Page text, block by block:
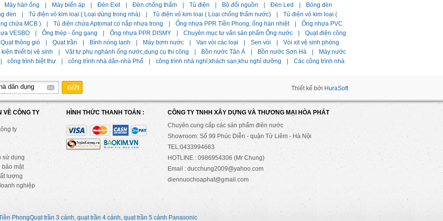
Máy hàn ống | Máy biến áp | Đèn Exit | Đèn chống thấm | Tủ điện | Bộ đổi nguồn | Đèn Led |
Bóng đèn
đèn
| Tủ điện vỏ kim loại ( Loại dùng trong nhà) | Tủ điện vỏ kim loại ( Loại chống thấm nước) |
Tủ điện vỏ kim loại (
chứa MCB )
| Tủ điện chứa Aptomat có nắp nhựa trong | Ống nhựa PPR Tiền Phong, ống hàn nhiệt |
Ống nhựa PVC
VESBO
| Ống thép - ống gang | Ống nhựa PPR DISMY | Chuyên mục tư vấn sản phẩm Ống nước |
Quạt điện công
Quạt thông gió
| Quạt trần | Bình nóng lạnh | Máy bơm nước | Van vòi các loại | Sen vòi |
Vòi xịt vệ sinh phòng
kiện thiết bị vệ sinh
| Vật tư phụ nghành ống nước,dụng cụ thi công | Bồn nước Tân Á | Bồn nước Sơn Hà |
Máy nước
|
công trình biệt thự | công trình nhà dân-nhà Phố | công trình nhà nghỉ,khách sạn,khu nghỉ dưỡng | Các công trình nhà
Thiết kế bởi HuraSoft
VỀ CÔNG TY
ty
sử dụng
bảo mật
lượng
nghiệp
HÌNH THỨC THANH TOÁN :
CÔNG TY TNHH XÂY DỰNG VÀ THƯƠNG MẠI HÒA PHÁT
Chuyên cung cấp các sản phẩm điên nước
Showroom: Số 99 Phúc Diễn - quận Từ Liêm - Hà Nội
TEL:0433994663
HOTLINE : 0986954306 (Mr Chung)
Email : ducchung2009@yahoo.com
diennuochoaphat@gmail.com
PhongQuạt trần 3 cánh, quạt trần 4 cánh, quạt trần 5 cánh Panasonic